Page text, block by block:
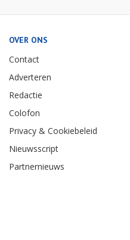
OVER ONS
Contact
Adverteren
Redactie
Colofon
Privacy & Cookiebeleid
Nieuwsscript
Partnernieuws